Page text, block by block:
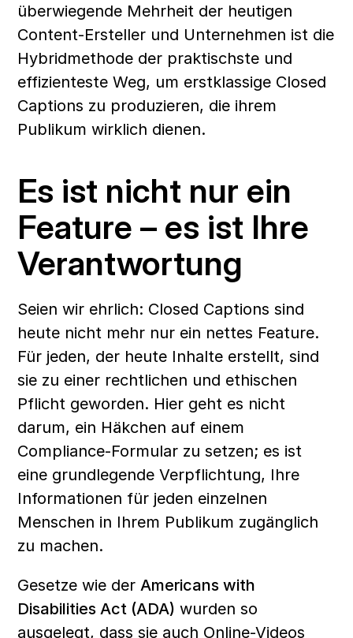
überwiegende Mehrheit der heutigen
Content-Ersteller und Unternehmen ist die
Hybridmethode der praktischste und
effizienteste Weg, um erstklassige Closed
Captions zu produzieren, die ihrem
Publikum wirklich dienen.
Es ist nicht nur ein
Feature – es ist Ihre
Verantwortung
Seien wir ehrlich: Closed Captions sind
heute nicht mehr nur ein nettes Feature.
Für jeden, der heute Inhalte erstellt, sind
sie zu einer rechtlichen und ethischen
Pflicht geworden. Hier geht es nicht
darum, ein Häkchen auf einem
Compliance-Formular zu setzen; es ist
eine grundlegende Verpflichtung, Ihre
Informationen für jeden einzelnen
Menschen in Ihrem Publikum zugänglich
zu machen.
Gesetze wie der Americans with
Disabilities Act (ADA) wurden so
ausgelegt, dass sie auch Online-Videos